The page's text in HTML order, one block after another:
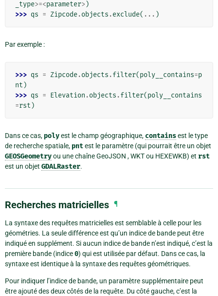
_type>=<parameter>)
>>> qs = Zipcode.objects .exclude( ... )
Par exemple :
>>> qs = Zipcode.objects .filter(poly__contains=p
nt )
>>> qs = Elevation .objects .filter(poly__contains
=rst )
Dans ce cas, polyest le champ géographique, containsest le type
de recherche spatiale, pntest le paramètre (qui pourrait être un objet
GEOSGeometryou une chaîne GeoJSON , WKT ou HEXEWKB) et rst
est un objet GDALRaster.
Recherches matricielles ¶
La syntaxe des requêtes matricielles est semblable à celle pour les
géométries. La seule différence est qu’un indice de bande peut être
indiqué en supplément. Si aucun indice de bande n’est indiqué, c’est la
première bande (indice0) qui est utilisée par défaut. Dans ce cas, la
syntaxe est identique à la syntaxe des requêtes géométriques.
Pour indiquer l’indice de bande, un paramètre supplémentaire peut
être ajouté des deux côtés de la requête. Du côté gauche, c’est la